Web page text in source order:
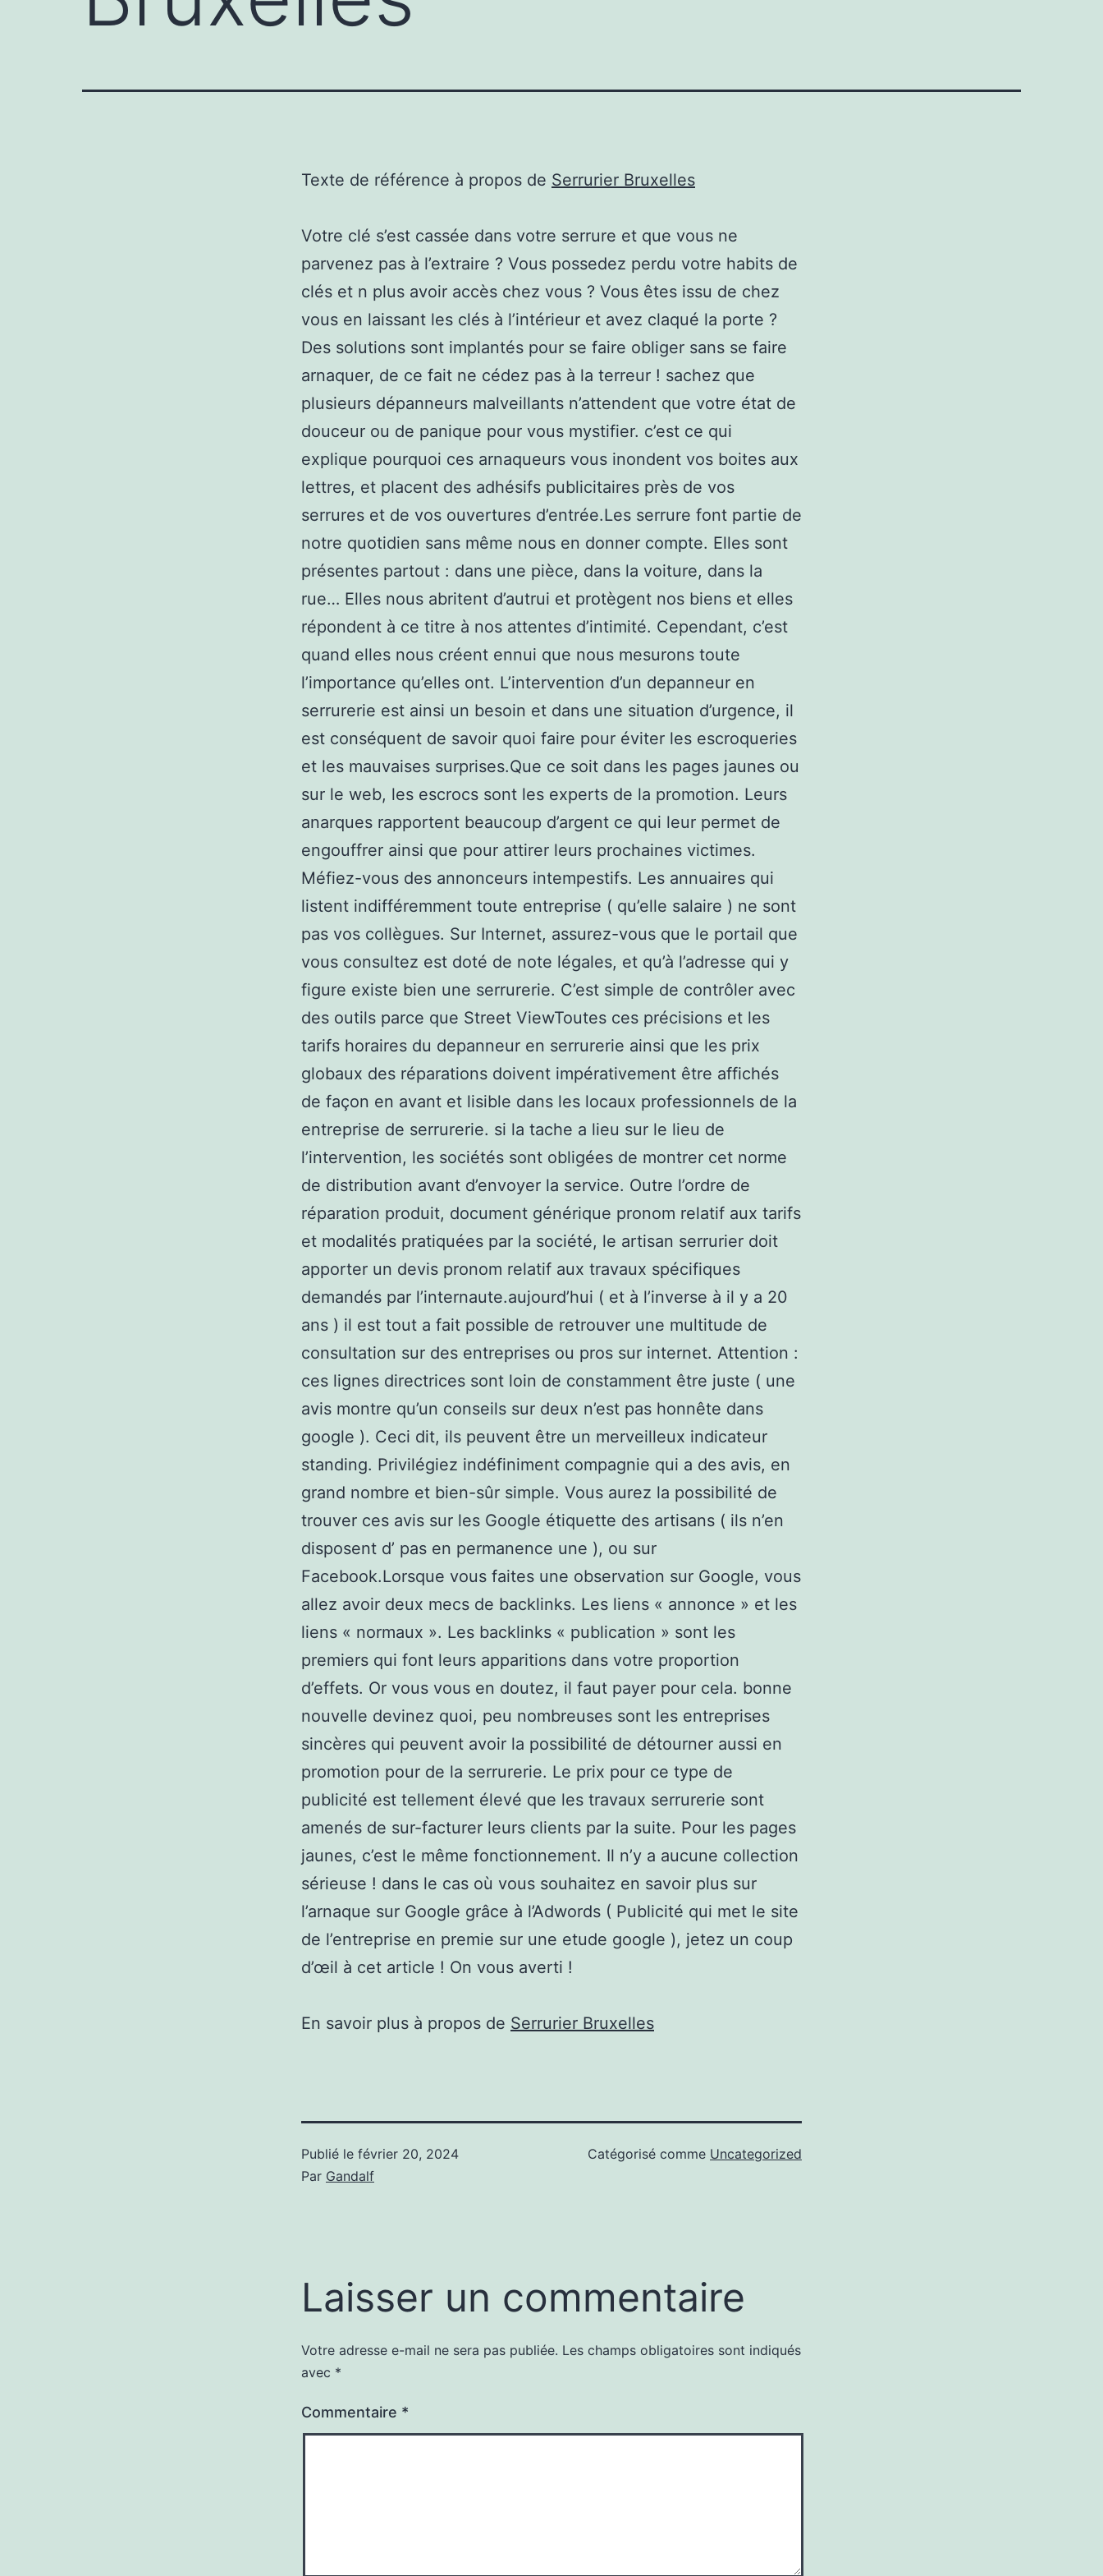
Texte de référence à propos de Serrurier Bruxelles
Votre clé s’est cassée dans votre serrure et que vous ne
parvenez pas à l’extraire ? Vous possedez perdu votre habits de
clés et n plus avoir accès chez vous ? Vous êtes issu de chez
vous en laissant les clés à l’intérieur et avez claqué la porte ?
Des solutions sont implantés pour se faire obliger sans se faire
arnaquer, de ce fait ne cédez pas à la terreur ! sachez que
plusieurs dépanneurs malveillants n’attendent que votre état de
douceur ou de panique pour vous mystifier. c’est ce qui
explique pourquoi ces arnaqueurs vous inondent vos boites aux
lettres, et placent des adhésifs publicitaires près de vos
serrures et de vos ouvertures d’entrée.Les serrure font partie de
notre quotidien sans même nous en donner compte. Elles sont
présentes partout : dans une pièce, dans la voiture, dans la
rue… Elles nous abritent d’autrui et protègent nos biens et elles
répondent à ce titre à nos attentes d’intimité. Cependant, c’est
quand elles nous créent ennui que nous mesurons toute
l’importance qu’elles ont. L’intervention d’un depanneur en
serrurerie est ainsi un besoin et dans une situation d’urgence, il
est conséquent de savoir quoi faire pour éviter les escroqueries
et les mauvaises surprises.Que ce soit dans les pages jaunes ou
sur le web, les escrocs sont les experts de la promotion. Leurs
anarques rapportent beaucoup d’argent ce qui leur permet de
engouffrer ainsi que pour attirer leurs prochaines victimes.
Méfiez-vous des annonceurs intempestifs. Les annuaires qui
listent indifféremment toute entreprise ( qu’elle salaire ) ne sont
pas vos collègues. Sur Internet, assurez-vous que le portail que
vous consultez est doté de note légales, et qu’à l’adresse qui y
figure existe bien une serrurerie. C’est simple de contrôler avec
des outils parce que Street ViewToutes ces précisions et les
tarifs horaires du depanneur en serrurerie ainsi que les prix
globaux des réparations doivent impérativement être affichés
de façon en avant et lisible dans les locaux professionnels de la
entreprise de serrurerie. si la tache a lieu sur le lieu de
l’intervention, les sociétés sont obligées de montrer cet norme
de distribution avant d’envoyer la service. Outre l’ordre de
réparation produit, document générique pronom relatif aux tarifs
et modalités pratiquées par la société, le artisan serrurier doit
apporter un devis pronom relatif aux travaux spécifiques
demandés par l’internaute.aujourd’hui ( et à l’inverse à il y a 20
ans ) il est tout a fait possible de retrouver une multitude de
consultation sur des entreprises ou pros sur internet. Attention :
ces lignes directrices sont loin de constamment être juste ( une
avis montre qu’un conseils sur deux n’est pas honnête dans
google ). Ceci dit, ils peuvent être un merveilleux indicateur
standing. Privilégiez indéfiniment compagnie qui a des avis, en
grand nombre et bien-sûr simple. Vous aurez la possibilité de
trouver ces avis sur les Google étiquette des artisans ( ils n’en
disposent d’ pas en permanence une ), ou sur
Facebook.Lorsque vous faites une observation sur Google, vous
allez avoir deux mecs de backlinks. Les liens « annonce » et les
liens « normaux ». Les backlinks « publication » sont les
premiers qui font leurs apparitions dans votre proportion
d’effets. Or vous vous en doutez, il faut payer pour cela. bonne
nouvelle devinez quoi, peu nombreuses sont les entreprises
sincères qui peuvent avoir la possibilité de détourner aussi en
promotion pour de la serrurerie. Le prix pour ce type de
publicité est tellement élevé que les travaux serrurerie sont
amenés de sur-facturer leurs clients par la suite. Pour les pages
jaunes, c’est le même fonctionnement. Il n’y a aucune collection
sérieuse ! dans le cas où vous souhaitez en savoir plus sur
l’arnaque sur Google grâce à l’Adwords ( Publicité qui met le site
de l’entreprise en premie sur une etude google ), jetez un coup
d’œil à cet article ! On vous averti !
En savoir plus à propos de Serrurier Bruxelles
Publié le février 20, 2024
Par Gandalf
Catégorisé comme Uncategorized
Laisser un commentaire
Votre adresse e-mail ne sera pas publiée. Les champs obligatoires sont indiqués
avec *
Commentaire *